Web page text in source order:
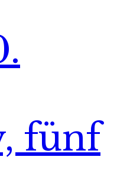
fünf